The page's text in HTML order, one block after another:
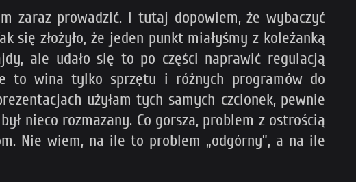
zaraz prowadzić. I tutaj dopowiem, że wybaczyć
złożyło, że jeden punkt miałyśmy z koleżanką
ale udało się to po części naprawić regulacją
to wina tylko sprzętu i różnych programów do
użyłam tych samych czcionek, pewnie
nieco rozmazany. Co gorsza, problem z ostrością
Nie wiem, na ile to problem „odgórny”, a na ile